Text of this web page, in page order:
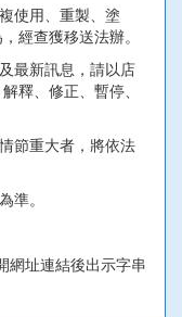
使用、重製、塗
經查獲移送法辦。
最新訊息，請以店
釋、修正、暫停、
節重大者，將依法
準。
網址連結後出示字串